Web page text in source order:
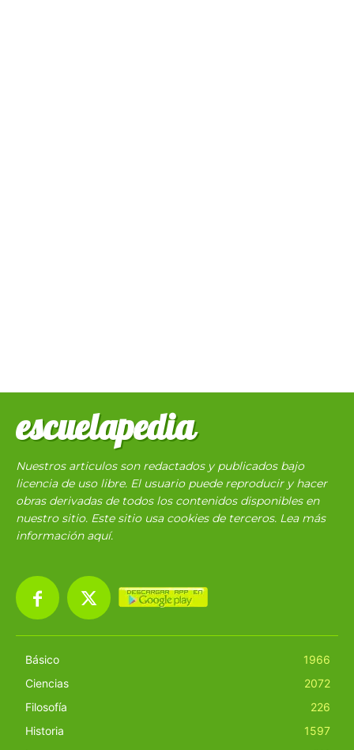
escuelapedia
Nuestros articulos son redactados y publicados bajo
licencia de uso libre. El usuario puede reproducir y hacer
obras derivadas de todos los contenidos disponibles en
nuestro sitio. Este sitio usa cookies de terceros. Lea más
información aquí.
Básico
1966
Ciencias
2072
Filosofía
226
Historia
1597